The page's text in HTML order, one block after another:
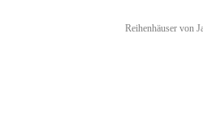
Reihenhäuser von